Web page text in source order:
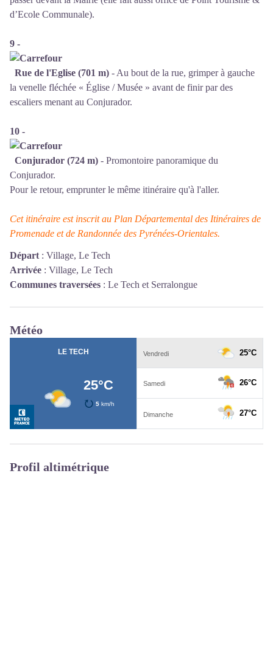
d’Ecole Communale).
9 -
Rue de l'Eglise (701 m) - Au bout de la rue, grimper à gauche
la venelle fléchée « Église / Musée » avant de finir par des
escaliers menant au Conjurador.
10 -
Conjurador (724 m) - Promontoire panoramique du
Conjurador.
Pour le retour, emprunter le même itinéraire qu'à l'aller.
Cet itinéraire est inscrit au Plan Départemental des Itinéraires de
Promenade et de Randonnée des Pyrénées-Orientales.
Départ : Village, Le Tech
Arrivée : Village, Le Tech
Communes traversées : Le Tech et Serralongue
Météo
Profil altimétrique